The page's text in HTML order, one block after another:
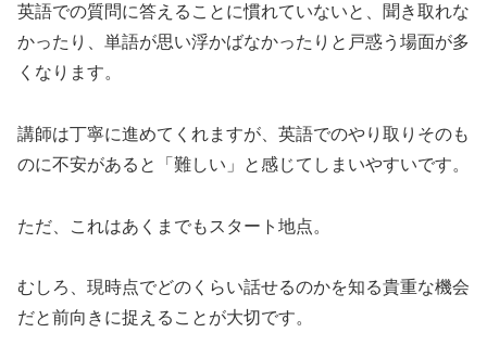
英語での質問に答えることに慣れていないと、聞き取れな
かったり、単語が思い浮かばなかったりと戸惑う場面が多
くなります。
講師は丁寧に進めてくれますが、英語でのやり取りそのも
のに不安があると「難しい」と感じてしまいやすいです。
ただ、これはあくまでもスタート地点。
むしろ、現時点でどのくらい話せるのかを知る貴重な機会
だと前向きに捉えることが大切です。